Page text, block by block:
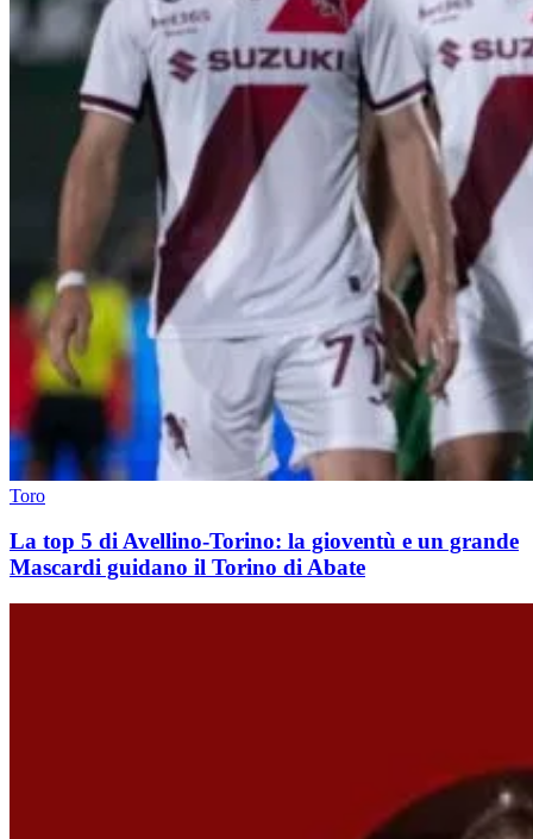
Toro
La top 5 di Avellino-Torino: la gioventù e un grande
Mascardi guidano il Torino di Abate